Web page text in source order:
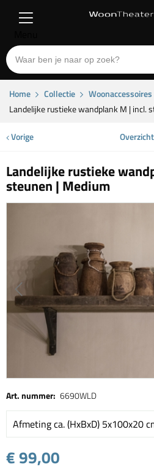
Home Collectie Woonaccessoires
Landelijke rustieke wandplank M | incl.
Vorige Overzicht
Landelijke rustieke
steunen | Medium
Art. nummer: 6690WLD
Afmeting ca. (HxBxD) 5x100x20
€ 99,00